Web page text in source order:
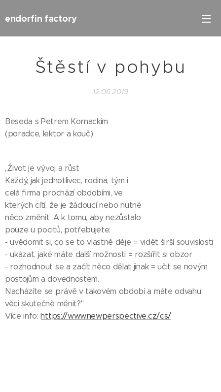
endorfin factory
Štěstí v pohybu
12.06.2019
Beseda s Petrem Kornackim
(poradce, lektor a kouč)
,,Život je vývoj a růst
Každý, jak jednotlivec, rodina, tým i
celá firma prochází obdobími, ve
kterých cítí, že je žádoucí nebo nutné
něco změnit. A k tomu, aby nezůstalo
pouze u pocitů, potřebujete:
- uvědomit si, co se to vlastně děje = vidět širší souvislosti
- ukázat, jaké máte další možnosti = rozšířit si obzor
- rozhodnout se a začít něco dělat jinak = učit se novým
postojům a dovednostem.
Nacházíte se právě v takovém období a máte odvahu
věci skutečně měnit?"
Více info:https://www.newperspective.cz/cs/